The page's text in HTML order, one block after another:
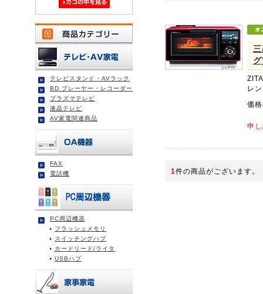
テレビスタンド・AVラック
BD プレーヤー・レコーダー
プラズマテレビ
液晶テレビ
AV家電関連商品
FAX
電話機
PC周辺機器
フラッシュメモリ
スイッチングハブ
カードリード/ライタ
USBハブ
レ
価格
申
1件の商品がございます。